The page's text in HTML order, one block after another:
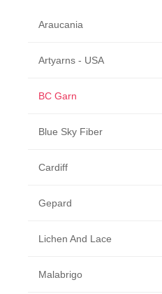
Araucania
Artyarns - USA
BC Garn
Blue Sky Fiber
Cardiff
Gepard
Lichen And Lace
Malabrigo